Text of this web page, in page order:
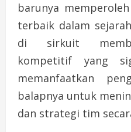
barunya
terbaik dalam
di sirkuit
kompetitif yang
memanfaatkan
balapnya untuk
dan strategi tim